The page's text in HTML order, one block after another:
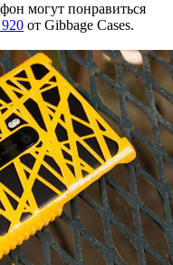
могут понравиться
от Gibbage Cases.